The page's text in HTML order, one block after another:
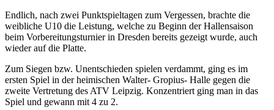
Endlich, nach zwei Punktspieltagen zum Vergessen, brachte die
weibliche U10 die Leistung, welche zu Beginn der Hallensaison
beim Vorbereitungsturnier in Dresden bereits gezeigt wurde, auch
wieder auf die Platte.
Zum Siegen bzw. Unentschieden spielen verdammt, ging es im
ersten Spiel in der heimischen Walter- Gropius- Halle gegen die
zweite Vertretung des ATV Leipzig. Konzentriert ging man in das
Spiel und gewann mit 4 zu 2.